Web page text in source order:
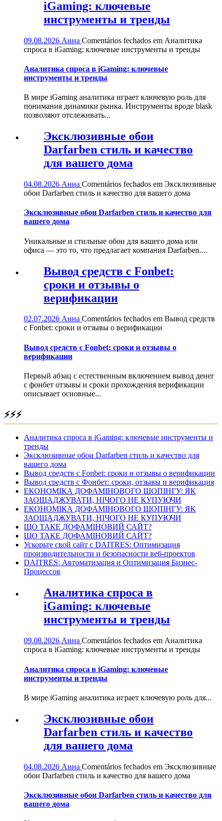
iGaming: ключевые
инструменты и тренды
09.08.2026 Анна Comentários fechados em Аналитика
спроса в iGaming: ключевые инструменты и тренды
Аналитика спроса в iGaming: ключевые
инструменты и тренды
В мире iGaming аналитика играет ключевую роль для
понимания динамики рынка. Инструменты вроде blask
позволяют отслеживать...
Эксклюзивные обои
Darfarben стиль и качество
для вашего дома
04.08.2026 Анна Comentários fechados em Эксклюзивные
обои Darfarben стиль и качество для вашего дома
Эксклюзивные обои Darfarben стиль и качество для
вашего дома
Уникальные и стильные обои для вашего дома или
офиса — это то, что предлагает компания Darfarben....
Вывод средств с Fonbet:
сроки и отзывы о
верификации
02.07.2026 Анна Comentários fechados em Вывод средств
с Fonbet: сроки и отзывы о верификации
Вывод средств с Fonbet: сроки и отзывы о
верификации
Первый абзац с естественным включением вывод денег
с фонбет отзывы и сроки прохождения верификации
описывает основные...
⚡⚡⚡
Аналитика спроса в iGaming: ключевые инструменты и
тренды
Эксклюзивные обои Darfarben стиль и качество для
вашего дома
Вывод средств с Fonbet: сроки и отзывы о верификации
Вывод средств с Фонбет: сроки, отзывы и верификация
ЕКОНОМІКА ДОФАМІНОВОГО ШОПІНГУ: ЯК
ЗАОЩАДЖУВАТИ, НІЧОГО НЕ КУПУЮЧИ
ЕКОНОМІКА ДОФАМІНОВОГО ШОПІНГУ: ЯК
ЗАОЩАДЖУВАТИ, НІЧОГО НЕ КУПУЮЧИ
ЩО ТАКЕ ДОФАМІНОВИЙ САЙТ?
ЩО ТАКЕ ДОФАМІНОВИЙ САЙТ?
Ускорьте свой сайт с DAITRES: Оптимизация
производительности и безопасности веб-проектов
DAITRES: Автоматизация и Оптимизация Бизнес-
Процессов
Аналитика спроса в
iGaming: ключевые
инструменты и тренды
09.08.2026 Анна Comentários fechados em Аналитика
спроса в iGaming: ключевые инструменты и тренды
Аналитика спроса в iGaming: ключевые
инструменты и тренды
В мире iGaming аналитика играет ключевую роль для...
Эксклюзивные обои
Darfarben стиль и качество
для вашего дома
04.08.2026 Анна Comentários fechados em Эксклюзивные
обои Darfarben стиль и качество для вашего дома
Эксклюзивные обои Darfarben стиль и качество для
вашего дома